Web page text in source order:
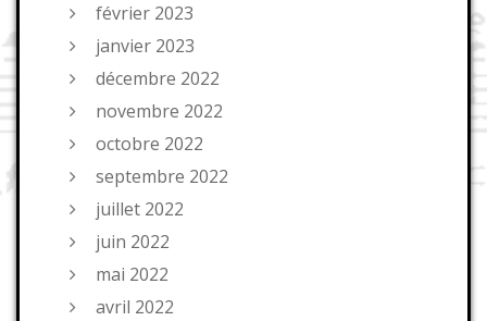
février 2023
janvier 2023
décembre 2022
novembre 2022
octobre 2022
septembre 2022
juillet 2022
juin 2022
mai 2022
avril 2022